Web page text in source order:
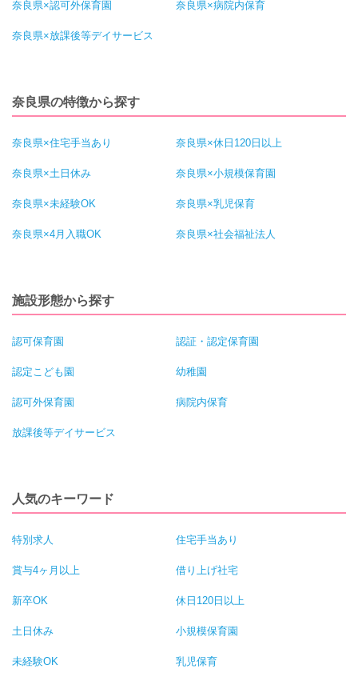
奈良県×認可外保育園 奈良県×病院内保育
奈良県×放課後等デイサービス
奈良県の特徴から探す
奈良県×住宅手当あり 奈良県×休日120日以上
奈良県×土日休み 奈良県×小規模保育園
奈良県×未経験OK 奈良県×乳児保育
奈良県×4月入職OK 奈良県×社会福祉法人
施設形態から探す
認可保育園 認証・認定保育園
認定こども園 幼稚園
認可外保育園 病院内保育
放課後等デイサービス
人気のキーワード
特別求人 住宅手当あり
賞与4ヶ月以上 借り上げ社宅
新卒OK 休日120日以上
土日休み 小規模保育園
未経験OK 乳児保育